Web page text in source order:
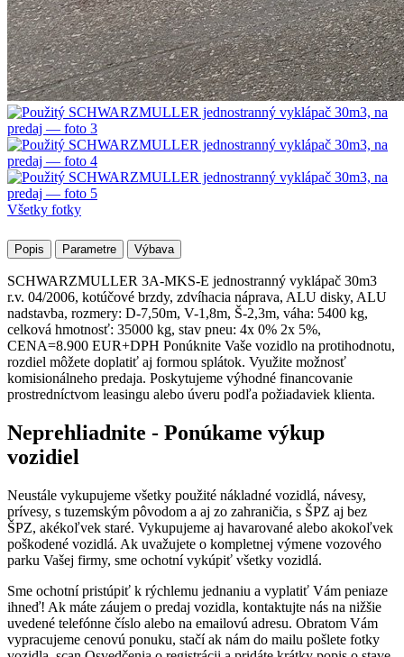
Všetky fotky
Popis Parametre Výbava
SCHWARZMULLER 3A-MKS-E jednostranný vyklápač 30m3
r.v. 04/2006, kotúčové brzdy, zdvíhacia náprava, ALU disky, ALU
nadstavba, rozmery: D-7,50m, V-1,8m, Š-2,3m, váha: 5400 kg,
celková hmotnosť: 35000 kg, stav pneu: 4x 0% 2x 5%,
CENA=8.900 EUR+DPH Ponúknite Vaše vozidlo na protihodnotu,
rozdiel môžete doplatiť aj formou splátok. Využite možnosť
komisionálneho predaja. Poskytujeme výhodné financovanie
prostredníctvom leasingu alebo úveru podľa požiadaviek klienta.
Neprehliadnite - Ponúkame výkup
vozidiel
Neustále vykupujeme všetky použité nákladné vozidlá, návesy,
prívesy, s tuzemským pôvodom a aj zo zahraničia, s ŠPZ aj bez
ŠPZ, akékoľvek staré. Vykupujeme aj havarované alebo akokoľvek
poškodené vozidlá. Ak uvažujete o kompletnej výmene vozového
parku Vašej firmy, sme ochotní vykúpiť všetky vozidlá.
Sme ochotní pristúpiť k rýchlemu jednaniu a vyplatiť Vám peniaze
ihneď! Ak máte záujem o predaj vozidla, kontaktujte nás na nižšie
uvedené telefónne číslo alebo na emailovú adresu. Obratom Vám
vypracujeme cenovú ponuku, stačí ak nám do mailu pošlete fotky